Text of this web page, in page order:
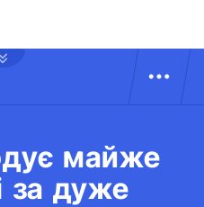
майже
за дуже